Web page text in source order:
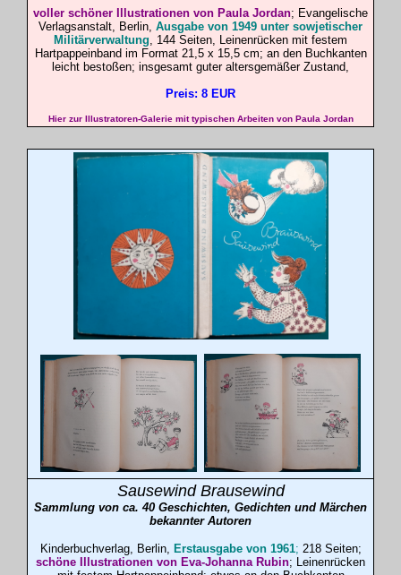
voller schöner Illustrationen von Paula Jordan; Evangelische
Verlagsanstalt, Berlin, Ausgabe von 1949 unter sowjetischer
Militärverwaltung, 144 Seiten, Leinenrücken mit festem
Hartpappeinband im Format 21,5 x 15,5 cm; an den Buchkanten
leicht bestoßen; insgesamt guter altersgemäßer Zustand,
Preis: 8 EUR
Hier zur Illustratoren-Galerie mit typischen Arbeiten von Paula Jordan
Sausewind Brausewind
Sammlung von ca. 40 Geschichten, Gedichten und Märchen
bekannter Autoren
Kinderbuchverlag, Berlin, Erstausgabe von 1961; 218 Seiten;
schöne Illustrationen von Eva-Johanna Rubin; Leinenrücken